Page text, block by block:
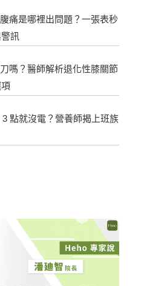
痛是哪裡出問題？一張表秒
訊
嗎？醫師解析退化性膝關節
點就沒電？營養師揭上班族